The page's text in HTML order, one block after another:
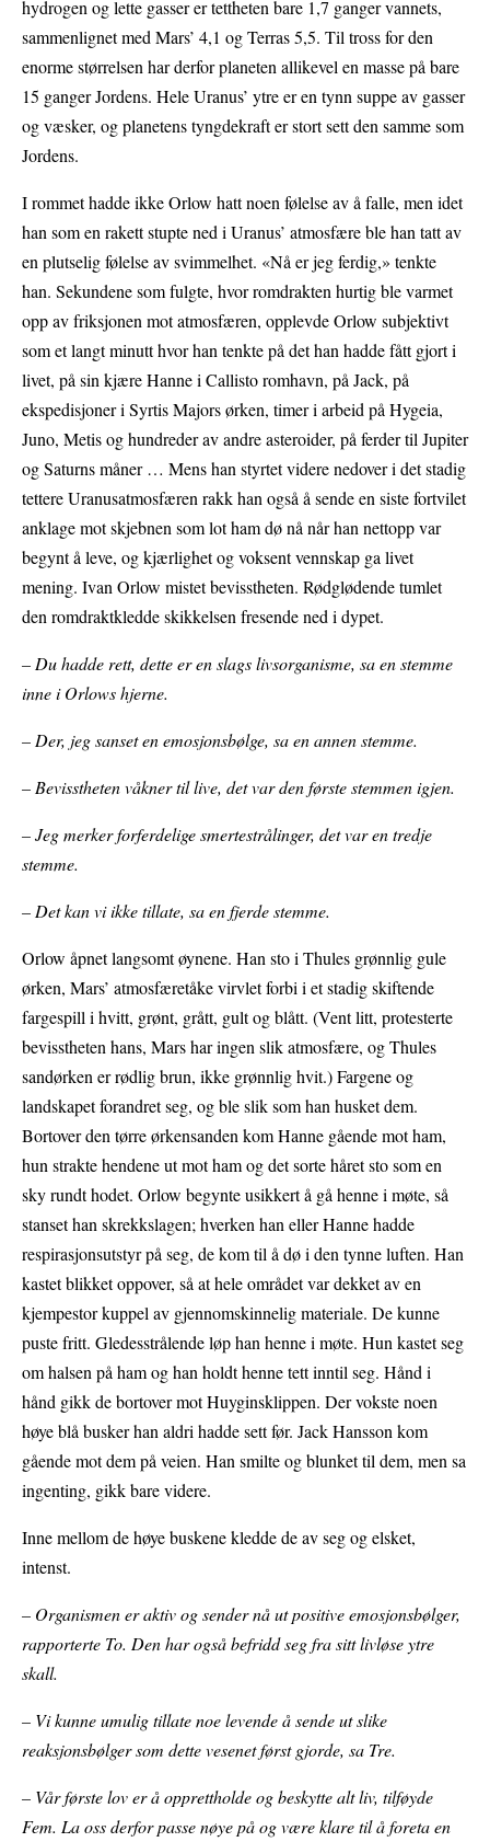
hydrogen og lette gasser er tettheten bare 1,7 ganger vannets,
sammenlignet med Mars’ 4,1 og Terras 5,5. Til tross for den
enorme størrelsen har derfor planeten allikevel en masse på bare
15 ganger Jordens. Hele Uranus’ ytre er en tynn suppe av gasser
og væsker, og planetens tyngdekraft er stort sett den samme som
Jordens.
I rommet hadde ikke Orlow hatt noen følelse av å falle, men idet
han som en rakett stupte ned i Uranus’ atmosfære ble han tatt av
en plutselig følelse av svimmelhet. «Nå er jeg ferdig,» tenkte
han. Sekundene som fulgte, hvor romdrakten hurtig ble varmet
opp av friksjonen mot atmosfæren, opplevde Orlow subjektivt
som et langt minutt hvor han tenkte på det han hadde fått gjort i
livet, på sin kjære Hanne i Callisto romhavn, på Jack, på
ekspedisjoner i Syrtis Majors ørken, timer i arbeid på Hygeia,
Juno, Metis og hundreder av andre asteroider, på ferder til Jupiter
og Saturns måner … Mens han styrtet videre nedover i det stadig
tettere Uranusatmosfæren rakk han også å sende en siste fortvilet
anklage mot skjebnen som lot ham dø nå når han nettopp var
begynt å leve, og kjærlighet og voksent vennskap ga livet
mening. Ivan Orlow mistet bevisstheten. Rødglødende tumlet
den romdraktkledde skikkelsen fresende ned i dypet.
– Du hadde rett, dette er en slags livsorganisme, sa en stemme
inne i Orlows hjerne.
– Der, jeg sanset en emosjonsbølge, sa en annen stemme.
– Bevisstheten våkner til live, det var den første stemmen igjen.
– Jeg merker forferdelige smertestrålinger, det var en tredje
stemme.
– Det kan vi ikke tillate, sa en fjerde stemme.
Orlow åpnet langsomt øynene. Han sto i Thules grønnlig gule
ørken, Mars’ atmosfæretåke virvlet forbi i et stadig skiftende
fargespill i hvitt, grønt, grått, gult og blått. (Vent litt, protesterte
bevisstheten hans, Mars har ingen slik atmosfære, og Thules
sandørken er rødlig brun, ikke grønnlig hvit.) Fargene og
landskapet forandret seg, og ble slik som han husket dem.
Bortover den tørre ørkensanden kom Hanne gående mot ham,
hun strakte hendene ut mot ham og det sorte håret sto som en
sky rundt hodet. Orlow begynte usikkert å gå henne i møte, så
stanset han skrekkslagen; hverken han eller Hanne hadde
respirasjonsutstyr på seg, de kom til å dø i den tynne luften. Han
kastet blikket oppover, så at hele området var dekket av en
kjempestor kuppel av gjennomskinnelig materiale. De kunne
puste fritt. Gledesstrålende løp han henne i møte. Hun kastet seg
om halsen på ham og han holdt henne tett inntil seg. Hånd i
hånd gikk de bortover mot Huyginsklippen. Der vokste noen
høye blå busker han aldri hadde sett før. Jack Hansson kom
gående mot dem på veien. Han smilte og blunket til dem, men sa
ingenting, gikk bare videre.
Inne mellom de høye buskene kledde de av seg og elsket,
intenst.
– Organismen er aktiv og sender nå ut positive emosjonsbølger,
rapporterte To. Den har også befridd seg fra sitt livløse ytre
skall.
– Vi kunne umulig tillate noe levende å sende ut slike
reaksjonsbølger som dette vesenet først gjorde, sa Tre.
– Vår første lov er å opprettholde og beskytte alt liv, tilføyde
Fem. La oss derfor passe nøye på og være klare til å foreta en